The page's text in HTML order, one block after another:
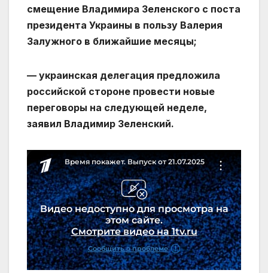
смещение Владимира Зеленского с поста
президента Украины в пользу Валерия
Залужного в ближайшие месяцы;
— украинская делегация предложила
российской стороне провести новые
переговоры на следующей неделе,
заявил Владимир Зеленский.